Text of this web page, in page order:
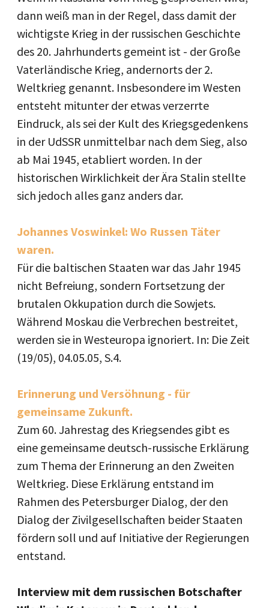
dann weiß man in der Regel, dass damit der
wichtigste Krieg in der russischen Geschichte
des 20. Jahrhunderts gemeint ist - der Große
Vaterländische Krieg, andernorts der 2.
Weltkrieg genannt. Insbesondere im Westen
entsteht mitunter der etwas verzerrte
Eindruck, als sei der Kult des Kriegsgedenkens
in der UdSSR unmittelbar nach dem Sieg, also
ab Mai 1945, etabliert worden. In der
historischen Wirklichkeit der Ära Stalin stellte
sich jedoch alles ganz anders dar.
Johannes Voswinkel: Wo Russen Täter
waren.
Für die baltischen Staaten war das Jahr 1945
nicht Befreiung, sondern Fortsetzung der
brutalen Okkupation durch die Sowjets.
Während Moskau die Verbrechen bestreitet,
werden sie in Westeuropa ignoriert. In: Die Zeit
(19/05), 04.05.05, S.4.
Erinnerung und Versöhnung - für
gemeinsame Zukunft.
Zum 60. Jahrestag des Kriegsendes gibt es
eine gemeinsame deutsch-russische Erklärung
zum Thema der Erinnerung an den Zweiten
Weltkrieg. Diese Erklärung entstand im
Rahmen des Petersburger Dialog, der den
Dialog der Zivilgesellschaften beider Staaten
fördern soll und auf Initiative der Regierungen
entstand.
Interview mit dem russischen Botschafter